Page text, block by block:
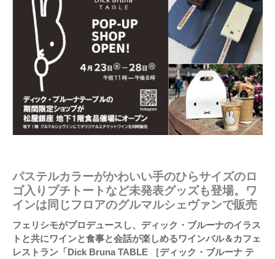
パステルカラーがかわいい手のひらサイズのロ
ゴ入りプチトートなど未発表グッズも登場。ワ
インは同じフロアのグルマルシェヴァンで販売
フェリシモがプロデュースし、ディック・ブルーナのイラス
トと共にワインと食事と会話が楽しめるワインバル＆カフェ
レストラン「Dick Bruna TABLE ［ディック・ブルーナ テ